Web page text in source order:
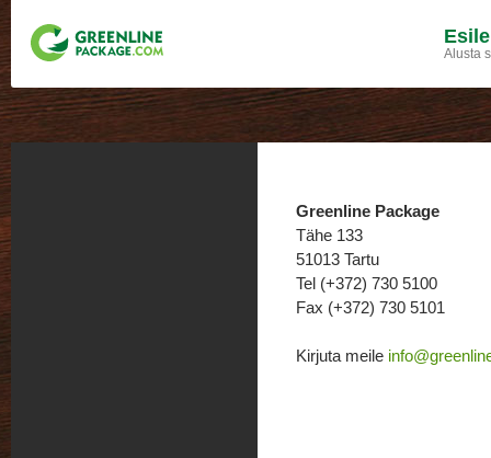
Alusta
Greenline Package
Tähe 133
51013 Tartu
Tel (+372) 730 5100
Fax (+372) 730 5101
Kirjuta meile